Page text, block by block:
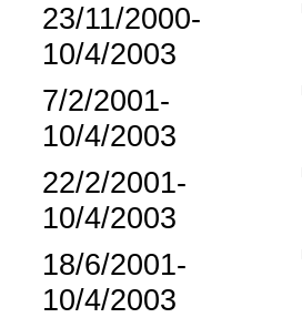
23/11/2000-
10/4/2003
7/2/2001-
10/4/2003
22/2/2001-
10/4/2003
18/6/2001-
10/4/2003